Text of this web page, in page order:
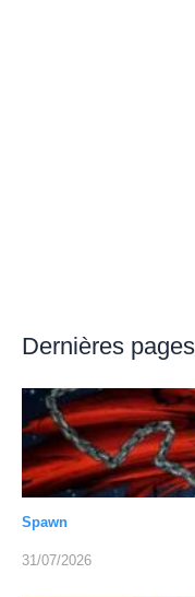
Dernières pages
Spawn
31/07/2026